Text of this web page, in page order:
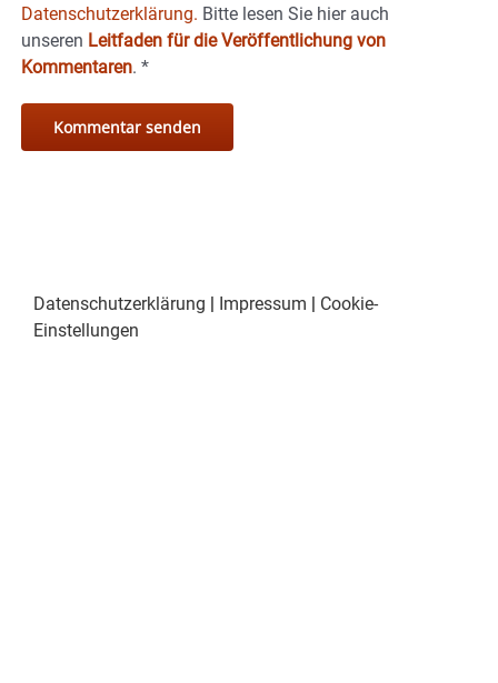
Datenschutzerklärung. Bitte lesen Sie hier auch
unseren Leitfaden für die Veröffentlichung von
Kommentaren. *
Datenschutzerklärung Impressum
Cookie-
Einstellungen